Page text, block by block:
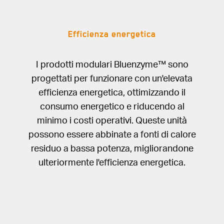
Efficienza energetica
I prodotti modulari Bluenzyme™ sono
progettati per funzionare con un'elevata
efficienza energetica, ottimizzando il
consumo energetico e riducendo al
minimo i costi operativi. Queste unità
possono essere abbinate a fonti di calore
residuo a bassa potenza, migliorandone
ulteriormente l'efficienza energetica.